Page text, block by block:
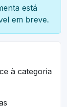
está
em breve.
à categoria